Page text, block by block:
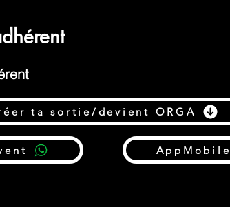
ta sortie/devient ORGA
AppMobile